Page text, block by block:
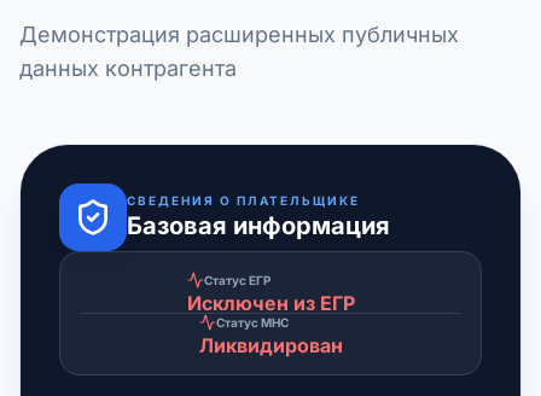
Демонстрация расширенных публичных
данных контрагента
СВЕДЕНИЯ О ПЛАТЕЛЬЩИКЕ
Базовая информация
Статус ЕГР
Исключен из ЕГР
Статус МНС
Ликвидирован